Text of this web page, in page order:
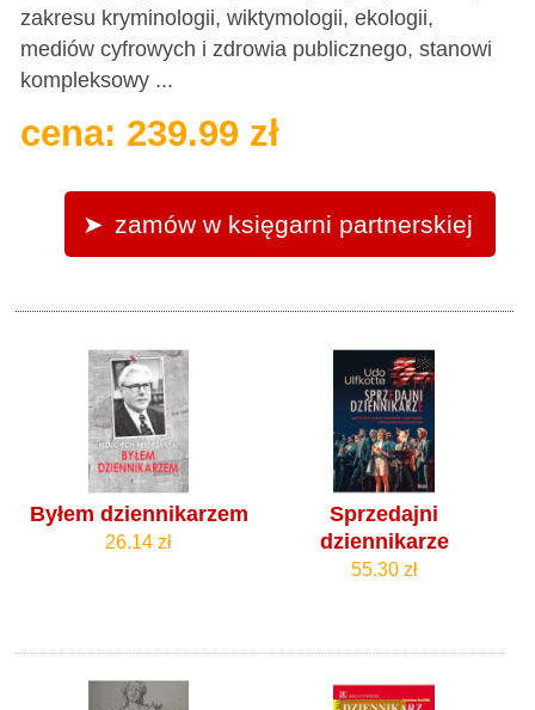
zakresu kryminologii, wiktymologii, ekologii,
mediów cyfrowych i zdrowia publicznego, stanowi
kompleksowy ...
cena: 239.99 zł
zamów w księgarni partnerskiej
Byłem dziennikarzem
26.14 zł
Sprzedajni
dziennikarze
55.30 zł